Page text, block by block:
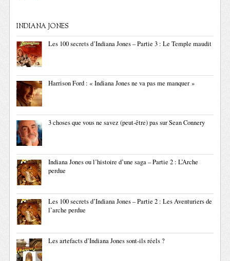
INDIANA JONES
Les 100 secrets d’Indiana Jones – Partie 3 : Le Temple maudit
Harrison Ford : « Indiana Jones ne va pas me manquer »
3 choses que vous ne savez (peut-être) pas sur Sean Connery
Indiana Jones ou l’histoire d’une saga – Partie 2 : L’Arche
perdue
Les 100 secrets d’Indiana Jones – Partie 2 : Les Aventuriers de
l’arche perdue
Les artefacts d’Indiana Jones sont-ils réels ?